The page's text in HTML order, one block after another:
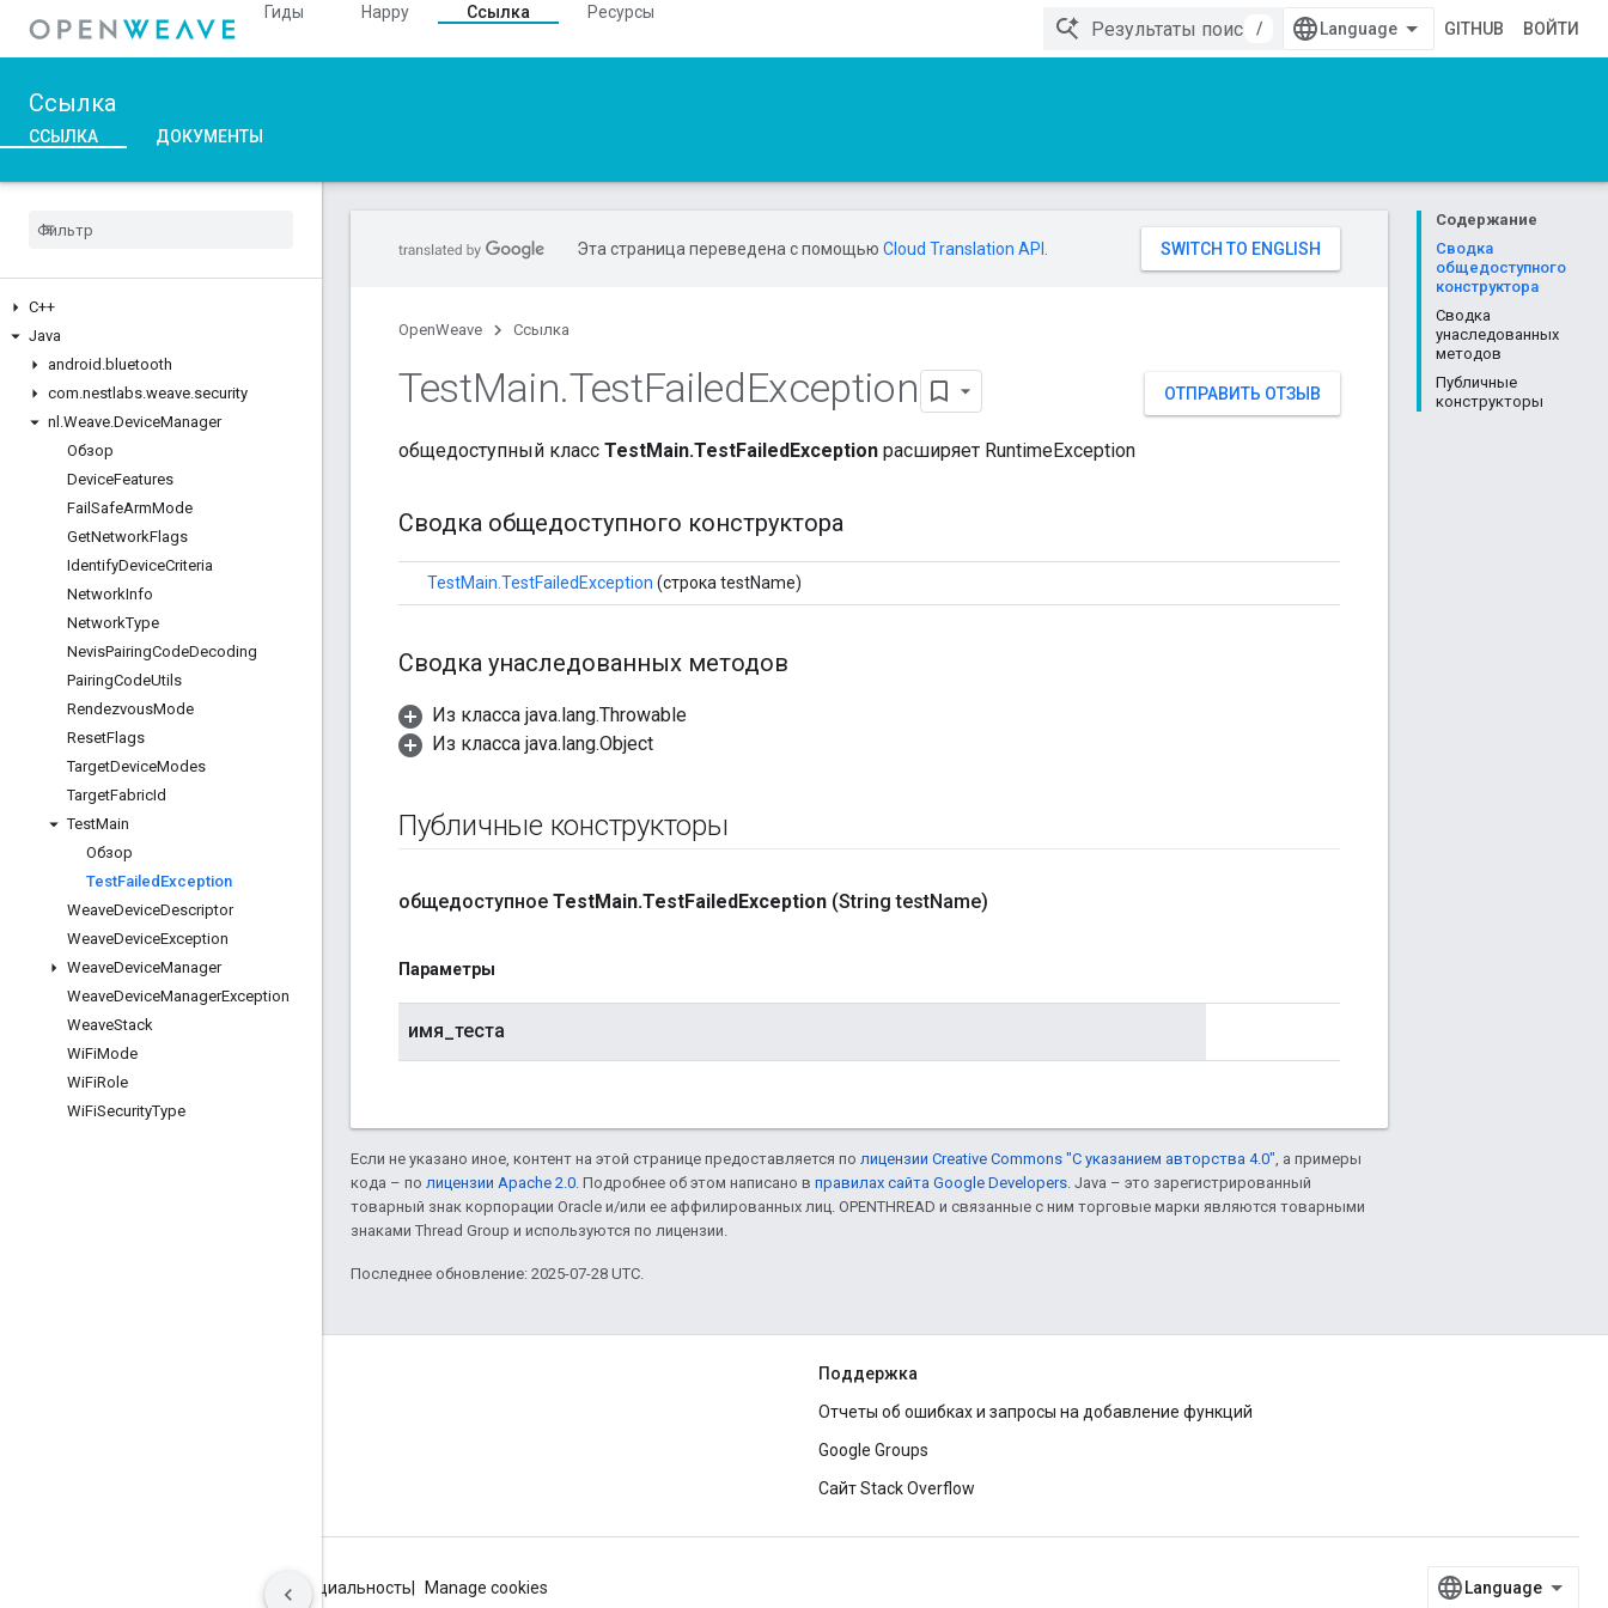
Гиды Happy Ссылка
Ресурсы
/
GITHUB ВОЙТИ
Ссылка
ССЫЛКА ДОКУМЕНТЫ
C++
Java
android .bluetooth
com.nestlabs.weave.security
nl .Weave.DeviceManager
Обзор
DeviceFeatures
Fail SafeArmMode
GetNetworkFlags
IdentifyDeviceCriteria
NetworkInfo
NetworkType
NevisPairingCodeDecoding
PairingCodeUtils
RendezvousMode
ResetFlags
TargetDeviceModes
TargetFabricId
TestMain
Обзор
TestFailed Exception
WeaveDeviceDescriptor
WeaveDeviceException
WeaveDeviceManager
WeaveDeviceManagerException
WeaveStack
WiFiMode
WiFiRole
WiFiSecurityType
Содержание
Сводка
общедоступного
конструктора
Сводка
унаследованных
методов
Публичные
конструкторы
Эта страница переведена с помощью Cloud Translation API
OpenWeave Ссылка
ОТПРАВИТЬ ОТЗЫВ
TestMain.TestFailedException
общедоступный класс TestMain.TestFailedException расширяет RuntimeException
Сводка общедоступного конструктора
TestMain.TestFailedException (строка testName)
Сводка унаследованных методов
Из класса java.lang.Throwable
Из класса java.lang.Object
Публичные конструкторы
общедоступное TestMain.TestFailedException (String testName)
Параметры
имя_теста
Если не указано иное, контент на этой странице предоставляется по лицензии Creative Commons "С указанием авторства 4.0", а примеры
кода – по лицензии Apache 2.0. Подробнее об этом написано в правилах сайта Google Developers. Java – это зарегистрированный
товарный знак корпорации Oracle и/или ее аффилированных лиц. OPENTHREAD и связанные с ним торговые марки являются товарными
знаками Thread Group и используются по лицензии.
Последнее обновление: 2025-07-28 UTC.
Поддержка
Отчеты об ошибках и запросы на добавление функций
Google Groups
Сайт Stack Overflow
Конфиденциальность Manage cookies